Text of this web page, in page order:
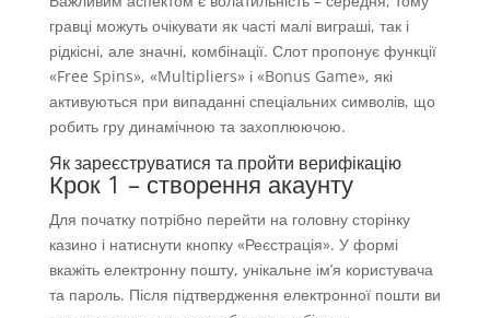
гравці можуть очікувати як часті малі виграші, так і
рідкісні, але значні, комбінації. Слот пропонує функції
«Free Spins», «Multipliers» і «Bonus Game», які
активуються при випаданні спеціальних символів, що
робить гру динамічною та захоплюючою.
Як зареєструватися та пройти верифікацію
Крок 1 – створення акаунту
Для початку потрібно перейти на головну сторінку
казино і натиснути кнопку «Реєстрація». У формі
вкажіть електронну пошту, унікальне ім’я користувача
та пароль. Після підтвердження електронної пошти ви